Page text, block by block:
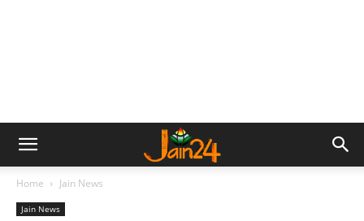
Home Jain News
Jain News